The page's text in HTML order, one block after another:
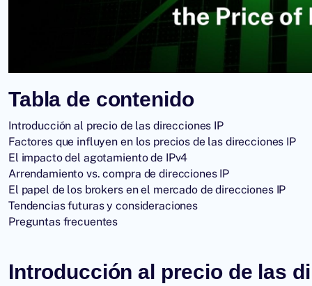
Tabla de contenido
Introducción al precio de las direcciones IP
Factores que influyen en los precios de las direcciones IP
El impacto del agotamiento de IPv4
Arrendamiento vs. compra de direcciones IP
El papel de los brokers en el mercado de direcciones IP
Tendencias futuras y consideraciones
Preguntas frecuentes
Introducción al precio de las